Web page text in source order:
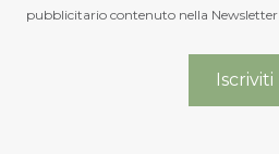
pubblicitario contenuto nella Newsletter